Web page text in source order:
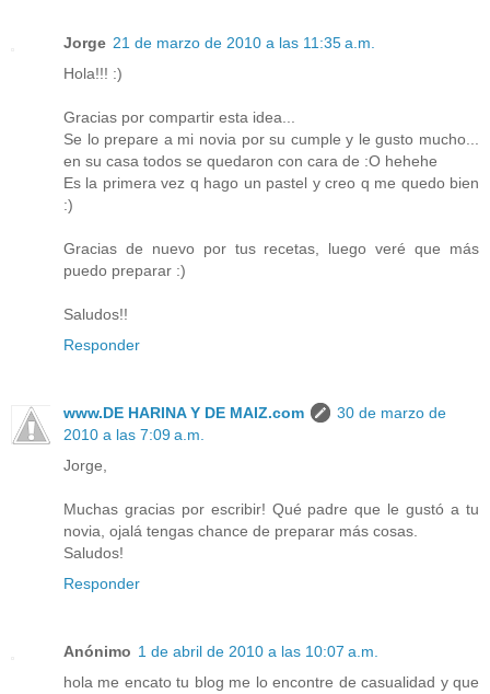
Jorge 21 de marzo de 2010 a las 11:35 a.m.
Hola!!! :)
Gracias por compartir esta idea...
Se lo prepare a mi novia por su cumple y le gusto mucho...
en su casa todos se quedaron con cara de :O hehehe
Es la primera vez q hago un pastel y creo q me quedo bien
:)
Gracias de nuevo por tus recetas, luego veré que más
puedo preparar :)
Saludos!!
Responder
www.DE HARINA Y DE MAIZ.com
30 de marzo de
2010 a las 7:09 a.m.
Jorge,
Muchas gracias por escribir! Qué padre que le gustó a tu
novia, ojalá tengas chance de preparar más cosas.
Saludos!
Responder
Anónimo 1 de abril de 2010 a las 10:07 a.m.
hola me encato tu blog me lo encontre de casualidad y que